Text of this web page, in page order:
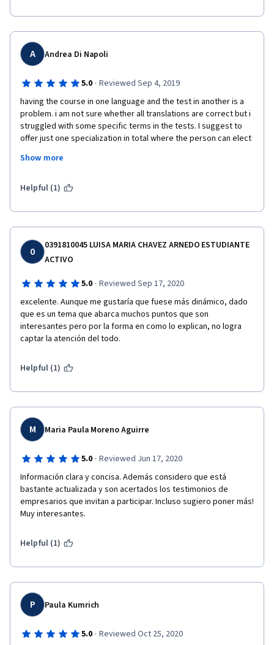
online; sin embargo, este curso me envolvió tanto que hasta
Muchas gracias por la oportunidad iE!
A Andrea Di Napoli
5.0 · Reviewed Sep 4, 2019
having the course in one language and the test in another is a
problem. i am not sure whether all translations are correct but i
struggled with some specific terms in the tests. I suggest to
offer just one specialization in total where the person can elect
would not swear on the authenticity of the Spanish translations
Show more
Helpful (1)
0
0391810045 LUISA MARIA CHAVEZ ARNEDO ESTUDIANTE
ACTIVO
5.0 · Reviewed Sep 17, 2020
excelente. Aunque me gustaría que fuese más dinámico, dado
que es un tema que abarca muchos puntos que son
interesantes pero por la forma en como lo explican, no logra
captar la atención del todo.
Helpful (1)
M Maria Paula Moreno Aguirre
5.0 · Reviewed Jun 17, 2020
Información clara y concisa. Además considero que está
bastante actualizada y son acertados los testimonios de
empresarios que invitan a participar. Incluso sugiero poner más!
Muy interesantes.
Helpful (1)
P Paula Kumrich
5.0 · Reviewed Oct 25, 2020